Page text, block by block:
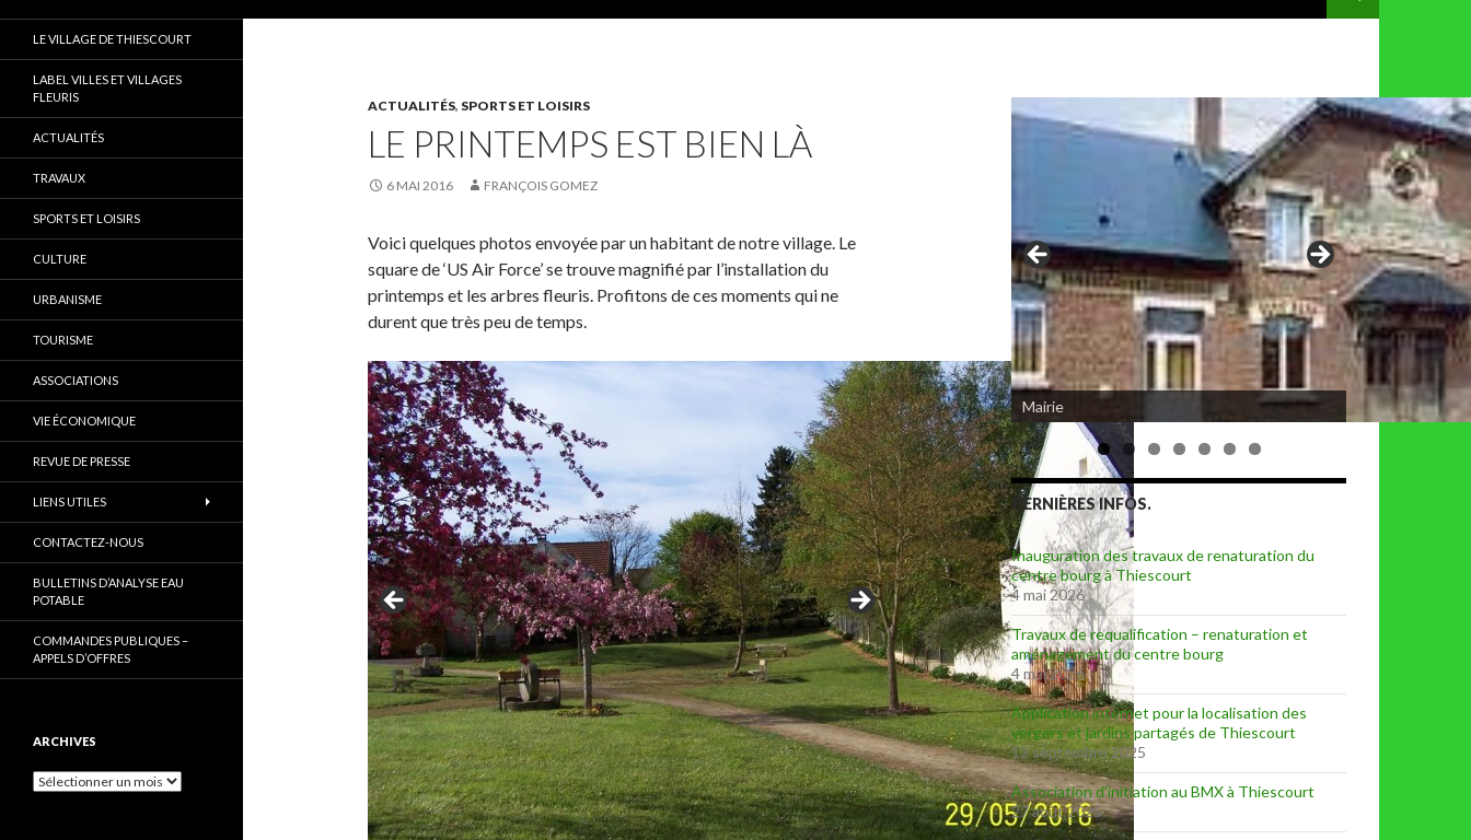
ACTUALITÉS, SPORTS ET LOISIRS
LE PRINTEMPS EST BIEN LÀ
6 MAI 2016 FRANÇOIS GOMEZ
Voici quelques photos envoyée par un habitant de notre village. Le
square de ‘US Air Force’ se trouve magnifié par l’installation du
printemps et les arbres fleuris. Profitons de ces moments qui ne
durent que très peu de temps.
Mairie
DERNIÈRES INFOS.
Inauguration des travaux de renaturation du
centre bourg à Thiescourt
4 mai 2026
Travaux de requalification – renaturation et
aménagement du centre bourg
4 mai 2026
Application internet pour la localisation des
vergers et jardins partagés de Thiescourt
12 septembre 2025
Association d’initiation au BMX à Thiescourt
27 août 2025
Thiescourt (Oise)
LE VILLAGE DE THIESCOURT
LABEL VILLES ET VILLAGES
FLEURIS
ACTUALITÉS
TRAVAUX
SPORTS ET LOISIRS
CULTURE
URBANISME
TOURISME
ASSOCIATIONS
VIE ÉCONOMIQUE
REVUE DE PRESSE
LIENS UTILES
CONTACTEZ-NOUS
BULLETINS D’ANALYSE EAU
POTABLE
COMMANDES PUBLIQUES –
APPELS D’OFFRES
ARCHIVES
Archives